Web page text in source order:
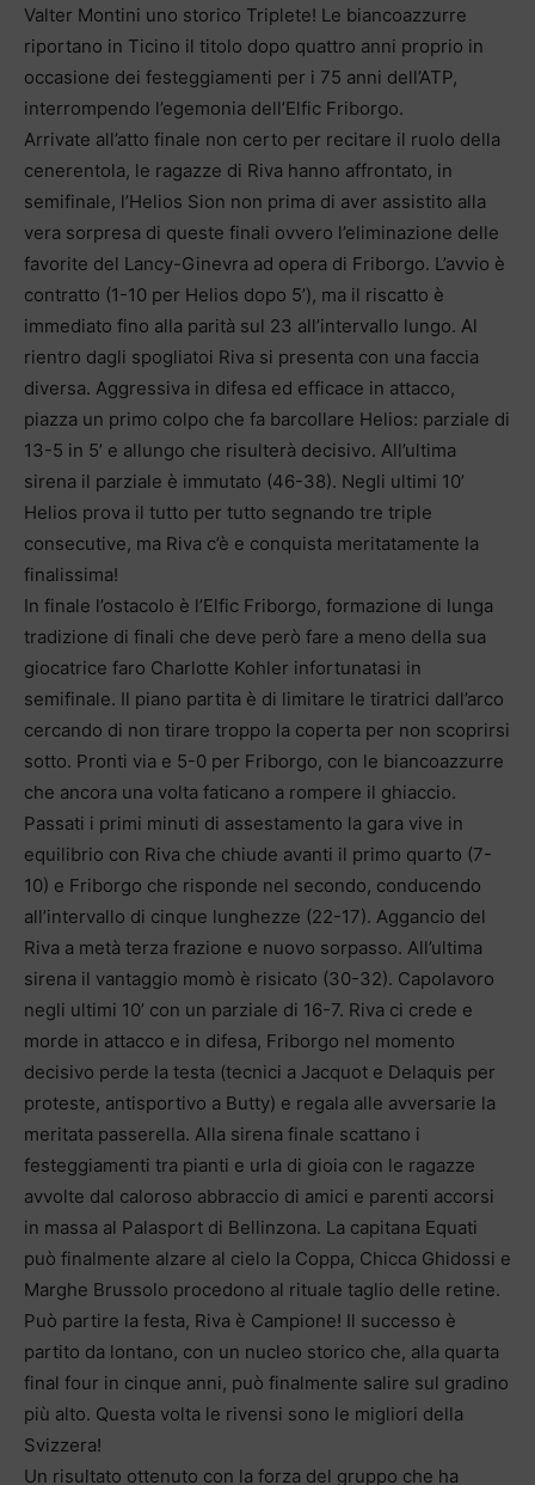
Valter Montini uno storico Triplete! Le biancoazzurre
riportano in Ticino il titolo dopo quattro anni proprio in
occasione dei festeggiamenti per i 75 anni dell’ATP,
interrompendo l’egemonia dell’Elfic Friborgo.
Arrivate all’atto finale non certo per recitare il ruolo della
cenerentola, le ragazze di Riva hanno affrontato, in
semifinale, l’Helios Sion non prima di aver assistito alla
vera sorpresa di queste finali ovvero l’eliminazione delle
favorite del Lancy-Ginevra ad opera di Friborgo. L’avvio è
contratto (1-10 per Helios dopo 5’), ma il riscatto è
immediato fino alla parità sul 23 all’intervallo lungo. Al
rientro dagli spogliatoi Riva si presenta con una faccia
diversa. Aggressiva in difesa ed efficace in attacco,
piazza un primo colpo che fa barcollare Helios: parziale di
13-5 in 5’ e allungo che risulterà decisivo. All’ultima
sirena il parziale è immutato (46-38). Negli ultimi 10’
Helios prova il tutto per tutto segnando tre triple
consecutive, ma Riva c’è e conquista meritatamente la
finalissima!
In finale l’ostacolo è l’Elfic Friborgo, formazione di lunga
tradizione di finali che deve però fare a meno della sua
giocatrice faro Charlotte Kohler infortunatasi in
semifinale. Il piano partita è di limitare le tiratrici dall’arco
cercando di non tirare troppo la coperta per non scoprirsi
sotto. Pronti via e 5-0 per Friborgo, con le biancoazzurre
che ancora una volta faticano a rompere il ghiaccio.
Passati i primi minuti di assestamento la gara vive in
equilibrio con Riva che chiude avanti il primo quarto (7-
10) e Friborgo che risponde nel secondo, conducendo
all’intervallo di cinque lunghezze (22-17). Aggancio del
Riva a metà terza frazione e nuovo sorpasso. All’ultima
sirena il vantaggio momò è risicato (30-32). Capolavoro
negli ultimi 10’ con un parziale di 16-7. Riva ci crede e
morde in attacco e in difesa, Friborgo nel momento
decisivo perde la testa (tecnici a Jacquot e Delaquis per
proteste, antisportivo a Butty) e regala alle avversarie la
meritata passerella. Alla sirena finale scattano i
festeggiamenti tra pianti e urla di gioia con le ragazze
avvolte dal caloroso abbraccio di amici e parenti accorsi
in massa al Palasport di Bellinzona. La capitana Equati
può finalmente alzare al cielo la Coppa, Chicca Ghidossi e
Marghe Brussolo procedono al rituale taglio delle retine.
Può partire la festa, Riva è Campione! Il successo è
partito da lontano, con un nucleo storico che, alla quarta
final four in cinque anni, può finalmente salire sul gradino
più alto. Questa volta le rivensi sono le migliori della
Svizzera!
Un risultato ottenuto con la forza del gruppo che ha